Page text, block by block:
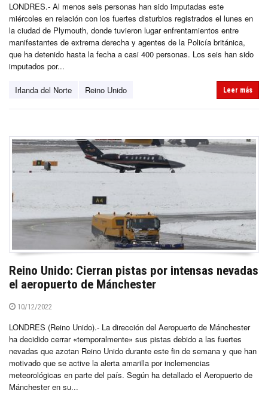
LONDRES.- Al menos seis personas han sido imputadas este
miércoles en relación con los fuertes disturbios registrados el lunes en
la ciudad de Plymouth, donde tuvieron lugar enfrentamientos entre
manifestantes de extrema derecha y agentes de la Policía británica,
que ha detenido hasta la fecha a casi 400 personas. Los seis han sido
imputados por...
Irlanda del Norte Reino Unido Leer más
Reino Unido: Cierran pistas por intensas nevadas
el aeropuerto de Mánchester
10/12/2022
LONDRES (Reino Unido).- La dirección del Aeropuerto de Mánchester
ha decidido cerrar «temporalmente» sus pistas debido a las fuertes
nevadas que azotan Reino Unido durante este fin de semana y que han
motivado que se active la alerta amarilla por inclemencias
meteorológicas en parte del país. Según ha detallado el Aeropuerto de
Mánchester en su...